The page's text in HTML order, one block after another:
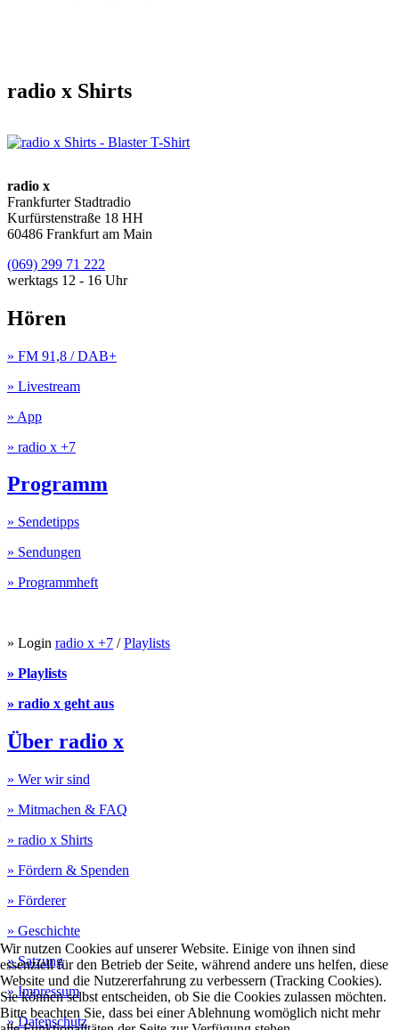
radio x Shirts
radio x
Frankfurter Stadtradio
Kurfürstenstraße 18 HH
60486 Frankfurt am Main
(069) 299 71 222
werktags 12 - 16 Uhr
Hören
» FM 91,8 / DAB+
» Livestream
» App
» radio x +7
Programm
» Sendetipps
» Sendungen
» Programmheft
» Login radio x +7 /Playlists
» Playlists
» radio x geht aus
Über radio x
» Wer wir sind
» Mitmachen & FAQ
» radio x Shirts
» Fördern & Spenden
» Förderer
» Geschichte
» Satzung
» Impressum
» Datenschutz
Wir nutzen Cookies auf unserer Website. Einige von ihnen sind
essenziell für den Betrieb der Seite, während andere uns helfen, diese
Website und die Nutzererfahrung zu verbessern (Tracking Cookies).
Sie können selbst entscheiden, ob Sie die Cookies zulassen möchten.
Bitte beachten Sie, dass bei einer Ablehnung womöglich nicht mehr